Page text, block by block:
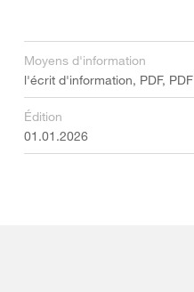
Moyens d'information
l'écrit d'information, PDF, PDF
Édition
01.01.2026